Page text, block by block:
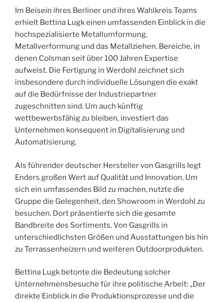
Im Beisein ihres Berliner und ihres Wahlkreis Teams
erhielt Bettina Lugk einen umfassenden Einblick in die
hochspezialisierte Metallumformung,
Metallverformung und das Metallziehen. Bereiche, in
denen Colsman seit über 100 Jahren Expertise
aufweist. Die Fertigung in Werdohl zeichnet sich
insbesondere durch individuelle Lösungen die exakt
auf die Bedürfnisse der Industriepartner
zugeschnitten sind. Um auch künftig
wettbewerbsfähig zu bleiben, investiert das
Unternehmen konsequent in Digitalisierung und
Automatisierung.
Als führender deutscher Hersteller von Gasgrills legt
Enders großen Wert auf Qualität und Innovation. Um
sich ein umfassendes Bild zu machen, nutzte die
Gruppe die Gelegenheit, den Showroom in Werdohl zu
besuchen. Dort präsentierte sich die gesamte
Bandbreite des Sortiments. Von Gasgrills in
unterschiedlichsten Größen und Ausstattungen bis hin
zu Terrassenheizern und weiteren Outdoorprodukten.
Bettina Lugk betonte die Bedeutung solcher
Unternehmensbesuche für ihre politische Arbeit: „Der
direkte Einblick in die Produktionsprozesse und die